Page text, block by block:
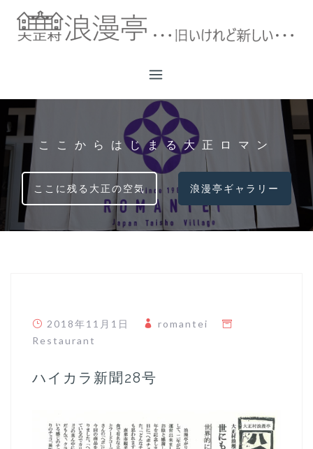
ス
キ
プ
ここからはじまる大正ロマン
ここに残る大正の空気 浪漫亭ギャラリー
2018年11月1日
romantei
Restaurant
ハイカラ新聞28号